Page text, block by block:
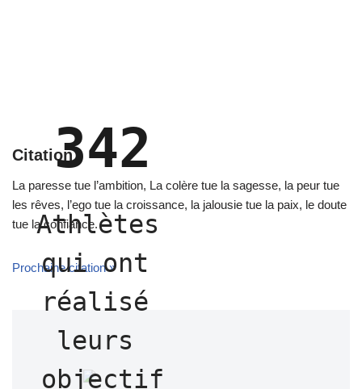
Citation
La paresse tue l’ambition, La colère tue la sagesse, la peur tue
les rêves, l’ego tue la croissance, la jalousie tue la paix, le doute
tue la confiance.
Prochaine citation »
342
Athlètes
qui ont
réalisé
leurs
objectif